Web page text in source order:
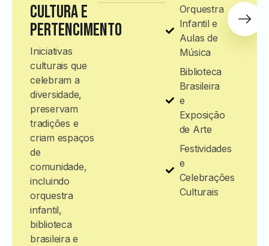
Cultura e
Pertencimento
Iniciativas
culturais que
celebram a
diversidade,
preservam
tradições e
criam espaços
de
comunidade,
incluindo
orquestra
infantil,
biblioteca
brasileira e
Orquestra
Infantil e
Aulas de
Música
Biblioteca
Brasileira
e
Exposição
de Arte
Festividades
e
Celebrações
Culturais